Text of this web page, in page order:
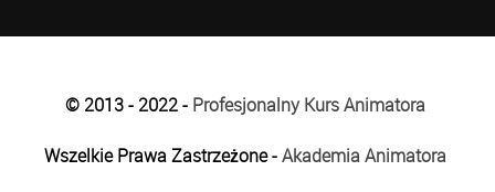
© 2013 - 2022 - Profesjonalny Kurs Animatora
Wszelkie Prawa Zastrzeżone -Akademia Animatora